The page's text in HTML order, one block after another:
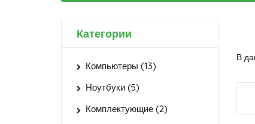
Категории
Компьютеры (13)
Ноутбуки (5)
Комплектующие (2)
В